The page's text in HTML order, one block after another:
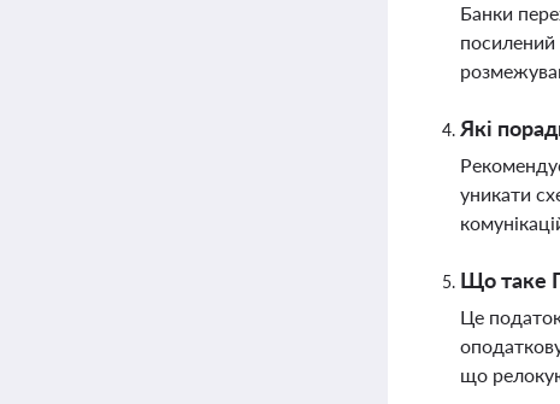
Банки
посилений
Які
уникати
Що таке
Це податок
що